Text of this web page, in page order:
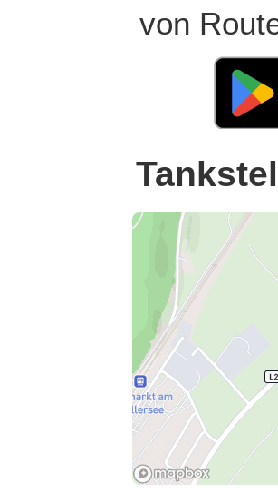
von